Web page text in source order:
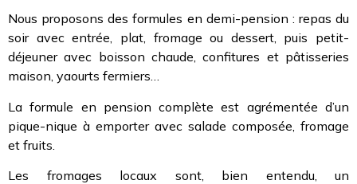
Nous proposons des formules en demi-pension : repas du
soir avec entrée, plat, fromage ou dessert, puis petit-
déjeuner avec boisson chaude, confitures et pâtisseries
maison, yaourts fermiers…
La formule en pension complète est agrémentée d’un
pique-nique à emporter avec salade composée, fromage
et fruits.
Les fromages locaux sont, bien entendu, un